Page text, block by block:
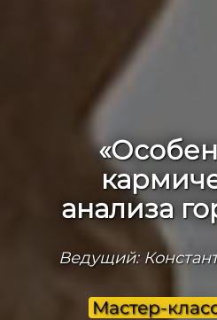
анализа
Ведущий:
Мастер-